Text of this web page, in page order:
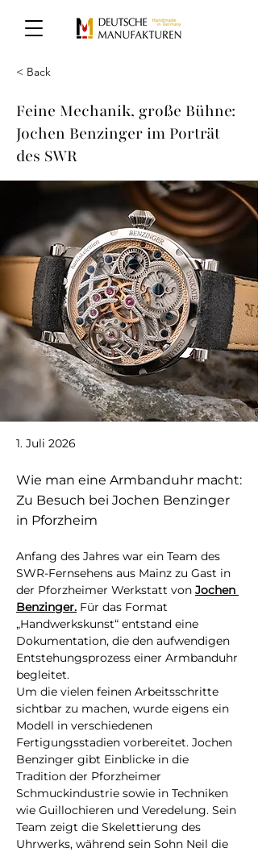
< Back
Feine Mechanik, große Bühne:
Jochen Benzinger im Porträt
des SWR
1. Juli 2026
Wie man eine Armbanduhr macht:
Zu Besuch bei Jochen Benzinger
in Pforzheim
Anfang des Jahres war ein Team des
SWR-Fernsehens aus Mainz zu Gast in
der Pforzheimer Werkstatt von Jochen
Benzinger. Für das Format
„Handwerkskunst“ entstand eine
Dokumentation, die den aufwendigen
Entstehungsprozess einer Armbanduhr
begleitet.
Um die vielen feinen Arbeitsschritte
sichtbar zu machen, wurde eigens ein
Modell in verschiedenen
Fertigungsstadien vorbereitet. Jochen
Benzinger gibt Einblicke in die
Tradition der Pforzheimer
Schmuckindustrie sowie in Techniken
wie Guillochieren und Veredelung. Sein
Team zeigt die Skelettierung des
Uhrwerks, während sein Sohn Neil die